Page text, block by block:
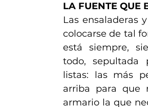
LA FUENTE QUE
Las ensaladeras
colocarse de tal
está siempre,
todo, sepultada
listas: las más
arriba para que
armario la que